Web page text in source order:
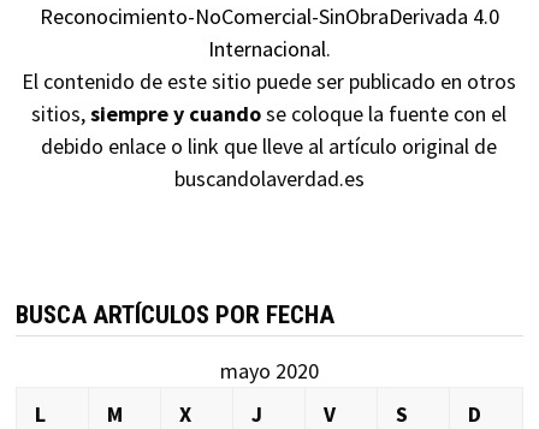
Reconocimiento-NoComercial-SinObraDerivada 4.0
Internacional.
El contenido de este sitio puede ser publicado en otros
sitios,siempre y cuandose coloque la fuente con el
debido enlace o link que lleve al artículo original de
buscandolaverdad.es
BUSCA ARTÍCULOS POR FECHA
mayo 2020
L
M X J V S
D